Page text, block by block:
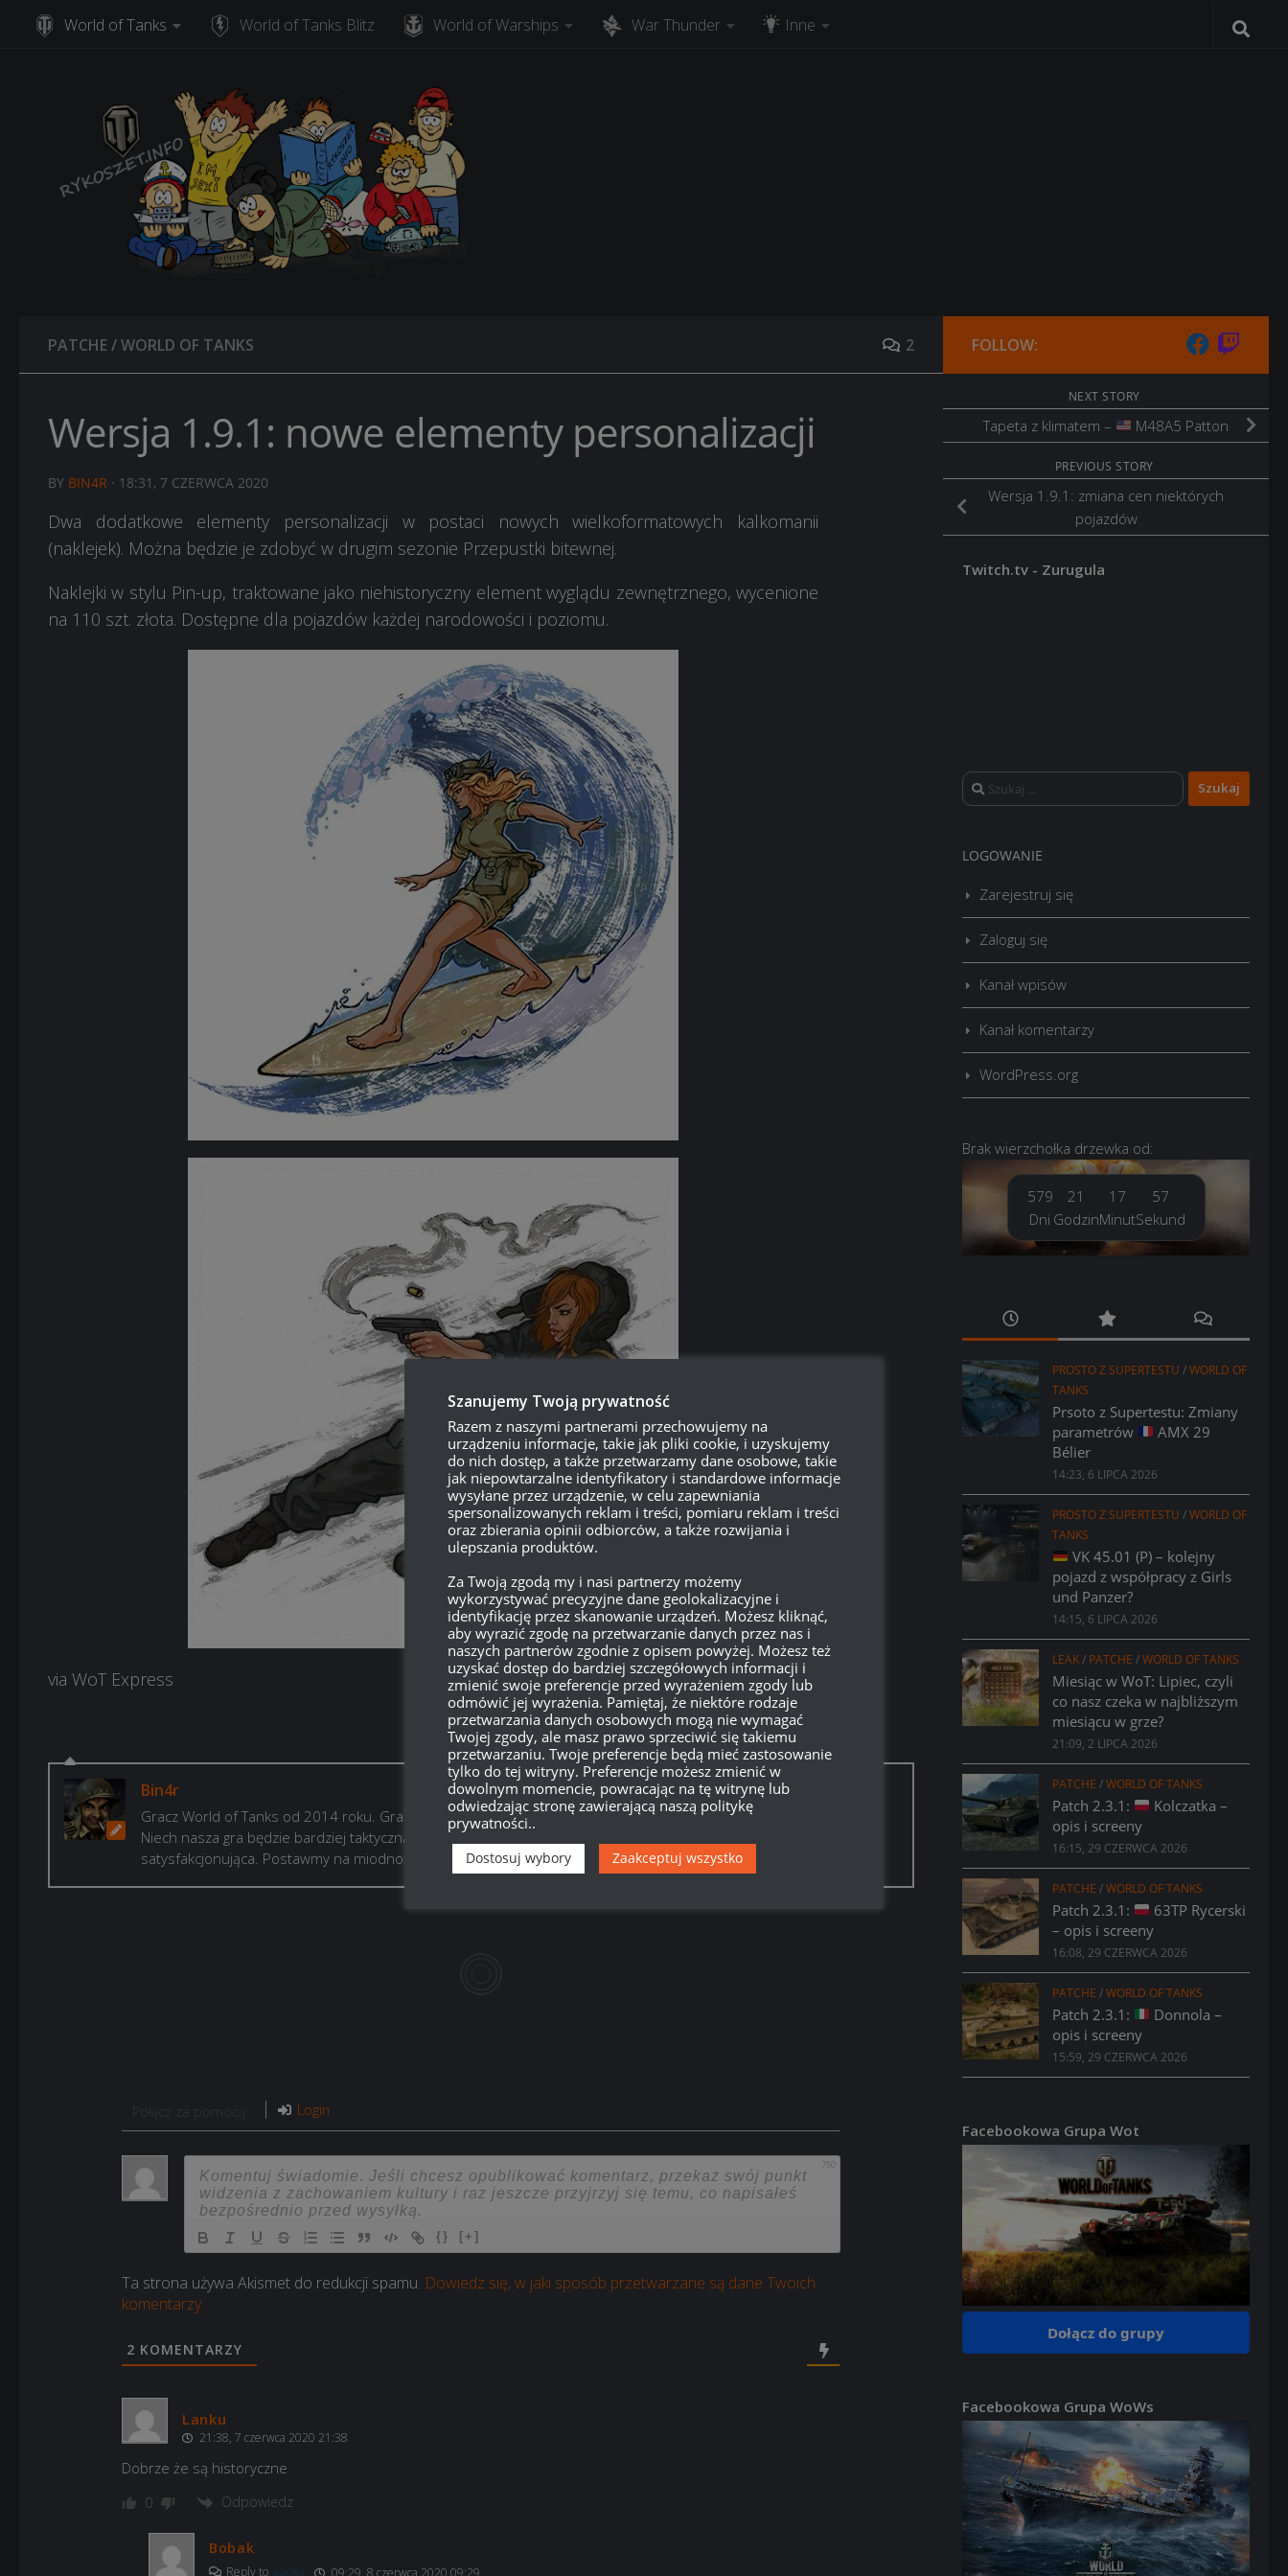
Skip to content
World of Tanks World of Tanks Blitz World of Warships War Thunder Inne
PATCHE/WORLD OF TANKS 2
Wersja 1.9.1: nowe elementy personalizacji
BY BIN4R · 18:31, 7 CZERWCA 2020
Dwa dodatkowe elementy personalizacji w postaci nowych wielkoformatowych kalkomanii
(naklejek). Można będzie je zdobyć w drugim sezonie Przepustki bitewnej.
Naklejki w stylu Pin-up, traktowane jako niehistoryczny element wyglądu zewnętrznego, wycenione
na 110 szt. złota. Dostępne dla pojazdów każdej narodowości i poziomu.
via WoT Express
Bin4r
Gracz World of Tanks od 2014 roku. Gram, bo jestem pasjonatem i wiem, że większość graczy w WoT to pasjonaci.
Niech nasza gra będzie bardziej taktyczna i przemyślana. Trudniejsza, ale mniej irytująca – a przez to bardziej
satysfakcjonująca. Postawmy na miodność!
Login
750
{} [+]
Ta strona używa Akismet do redukcji spamu. Dowiedz się, w jaki sposób przetwarzane są dane Twoich
komentarzy.
2 KOMENTARZY
Lanku
21:38, 7 czerwca 2020 21:38
Dobrze że są historyczne
0 Odpowiedz
Bobak
Reply to Lanku
FOLLOW:
NEXT STORY
Tapeta z klimatem – M48A5 Patton
PREVIOUS STORY
Wersja 1.9.1: zmiana cen niektórych
pojazdów
Twitch.tv - Zurugula
Szukaj:
LOGOWANIE
Zarejestruj się
Zaloguj się
Kanał wpisów
Kanał komentarzy
WordPress.org
Brak wierzchołka drzewka od:
579
Dni
21
Godzin
17
Minut
58
Sekund
PROSTO Z SUPERTESTU /WORLD OF
TANKS
Prsoto z Supertestu: Zmiany
parametrów
AMX 29
Bélier
14:23, 6 LIPCA 2026
PROSTO Z SUPERTESTU /WORLD OF
TANKS
VK 45.01 (P) – kolejny
pojazd z współpracy z Girls
und Panzer?
14:15, 6 LIPCA 2026
LEAK/ PATCHE /WORLD OF TANKS
Miesiąc w WoT: Lipiec, czyli
co nasz czeka w najbliższym
miesiącu w grze?
21:09, 2 LIPCA 2026
PATCHE /WORLD OF TANKS
Patch 2.3.1:
Kolczatka –
opis i screeny
16:15, 29 CZERWCA 2026
PATCHE /WORLD OF TANKS
Patch 2.3.1:
63TP Rycerski
– opis i screeny
16:08, 29 CZERWCA 2026
PATCHE /WORLD OF TANKS
Patch 2.3.1:
Donnola –
opis i screeny
15:59, 29 CZERWCA 2026
Facebookowa Grupa Wot
Dołącz do grupy
Facebookowa Grupa WoWs
Szanujemy Twoją prywatność
Razem z naszymi partnerami przechowujemy na
urządzeniu informacje, takie jak pliki cookie, i uzyskujemy
do nich dostęp, a także przetwarzamy dane osobowe, takie
jak niepowtarzalne identyfikatory i standardowe informacje
wysyłane przez urządzenie, w celu zapewniania
spersonalizowanych reklam i treści, pomiaru reklam i treści
oraz zbierania opinii odbiorców, a także rozwijania i
ulepszania produktów.
Za Twoją zgodą my i nasi partnerzy możemy
wykorzystywać precyzyjne dane geolokalizacyjne i
identyfikację przez skanowanie urządzeń. Możesz kliknąć,
aby wyrazić zgodę na przetwarzanie danych przez nas i
naszych partnerów zgodnie z opisem powyżej. Możesz też
uzyskać dostęp do bardziej szczegółowych informacji i
zmienić swoje preferencje przed wyrażeniem zgody lub
odmówić jej wyrażenia. Pamiętaj, że niektóre rodzaje
przetwarzania danych osobowych mogą nie wymagać
Twojej zgody, ale masz prawo sprzeciwić się takiemu
przetwarzaniu. Twoje preferencje będą mieć zastosowanie
tylko do tej witryny. Preferencje możesz zmienić w
dowolnym momencie, powracając na tę witrynę lub
odwiedzając stronę zawierającą naszą politykę
prywatności..
Dostosuj wybory Zaakceptuj wszystko